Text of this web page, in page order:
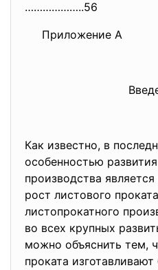
………………..56
Приложение А
Как известно, в
особенностью
производства
рост листового
листопрокатного
во всех крупных
можно объяснить тем,
проката